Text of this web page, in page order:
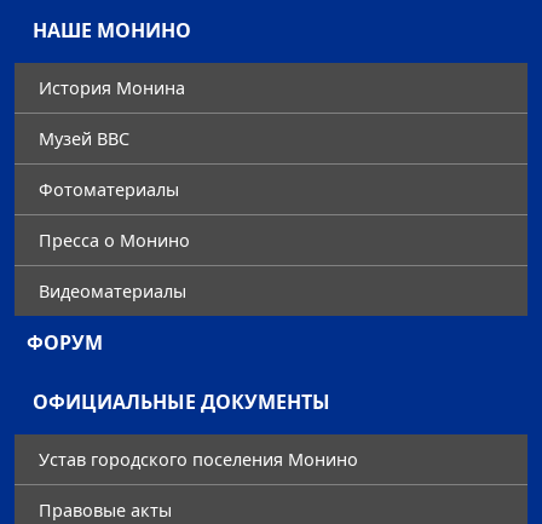
НАШЕ МОНИНО
История Монина
Музей ВВС
Фотоматериалы
Преccа о Монино
Видеоматериалы
ФОРУМ
ОФИЦИАЛЬНЫЕ ДОКУМЕНТЫ
Устав городского поселения Монино
Правовые акты